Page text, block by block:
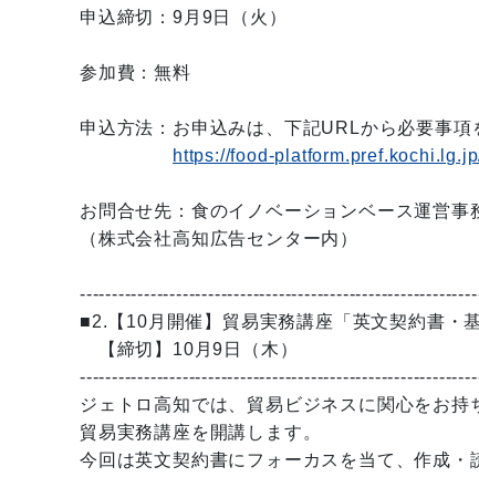
申込締切：9月9日（火）
参加費：無料
申込方法：お申込みは、下記URLから必要事項
https://food-
お問合せ先：食のイノベーションベース運営
（株式会社高知広告センター内）
■2.【10月開催】貿易実務講座「英文契約書・
【締切】10月9日（木）
ジェトロ高知では、貿易ビジネスに関心をお
貿易実務講座を開講します。
今回は英文契約書にフォーカスを当て、作成・